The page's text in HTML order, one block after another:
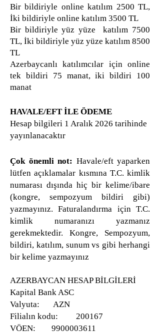
Bir bildiriyle online katılım 2500 TL,
İki bildiriyle online katılım 3500 TL
Bir bildiriyle yüz yüze katılım 7500
TL, İki bildiriyle yüz yüze katılım 8500
TL
Azerbaycanlı katılımcılar için online
tek bildiri 75 manat, iki bildiri 100
manat
​​​​HAVALE/EFT İLE ÖDEME
Hesap bilgileri 1 Aralık 2026 tarihinde
yayınlanacaktır
Çok önemli not: Havale/eft yaparken
lütfen açıklamalar kısmına T.C. kimlik
numarası dışında hiç bir kelime/ibare
(kongre, sempozyum bildiri gibi)
yazmayınız. Faturalandırma için T.C.
kimlik numaranızı yazmanız
gerekmektedir. Kongre, Sempozyum,
bildiri, katılım, sunum vs gibi herhangi
bir kelime yazmayınız​​​​​
AZERBAYCAN HESAP BİLGİLERİ
Kapital Bank ASC
Valyuta: AZN
Filialın kodu: 200167
VÖEN: 9900003611